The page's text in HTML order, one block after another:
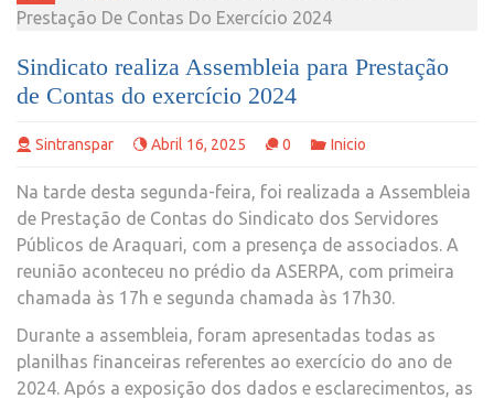
Prestação De Contas Do Exercício 2024
Sindicato realiza Assembleia para Prestação
de Contas do exercício 2024
Sintranspar Abril 16, 2025 0 Inicio
Na tarde desta segunda-feira, foi realizada a Assembleia
de Prestação de Contas do Sindicato dos Servidores
Públicos de Araquari, com a presença de associados. A
reunião aconteceu no prédio da ASERPA, com primeira
chamada às 17h e segunda chamada às 17h30.
Durante a assembleia, foram apresentadas todas as
planilhas financeiras referentes ao exercício do ano de
2024. Após a exposição dos dados e esclarecimentos, as